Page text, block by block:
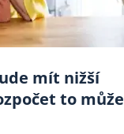
mít nižší
to může